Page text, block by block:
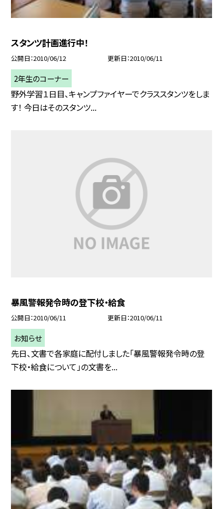
スタンツ計画進行中！
公開日 2010/06/12 更新日 2010/06/11
2年生のコーナー
野外学習１日目、キャンプファイヤーでクラススタンツをしま
す！ 今日はそのスタンツ...
暴風警報発令時の登下校・給食
公開日 2010/06/11 更新日 2010/06/11
お知らせ
先日、文書で各家庭に配付しました「暴風警報発令時の登
下校・給食について」の文書を...